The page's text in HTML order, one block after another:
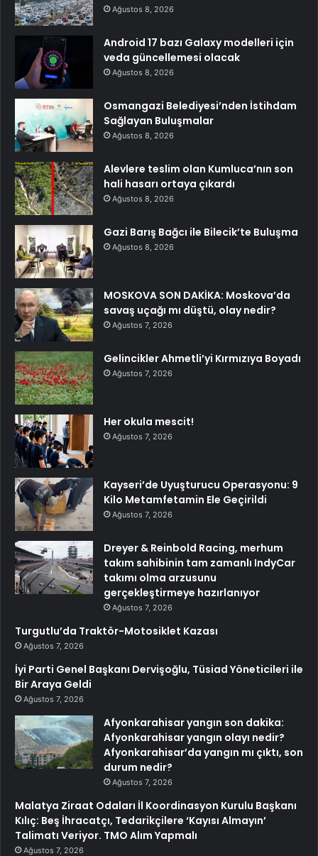
Ağustos 8, 2026
Android 17 bazı Galaxy modelleri için
veda güncellemesi olacak
Ağustos 8, 2026
Osmangazi Belediyesi’nden İstihdam
Sağlayan Buluşmalar
Ağustos 8, 2026
Alevlere teslim olan Kumluca’nın son
hali hasarı ortaya çıkardı
Ağustos 8, 2026
Gazi Barış Bağcı ile Bilecik’te Buluşma
Ağustos 8, 2026
MOSKOVA SON DAKİKA: Moskova’da
savaş uçağı mı düştü, olay nedir?
Ağustos 7, 2026
Gelincikler Ahmetli’yi Kırmızıya Boyadı
Ağustos 7, 2026
Her okula mescit!
Ağustos 7, 2026
Kayseri’de Uyuşturucu Operasyonu: 9
Kilo Metamfetamin Ele Geçirildi
Ağustos 7, 2026
Dreyer & Reinbold Racing, merhum
takım sahibinin tam zamanlı IndyCar
takımı olma arzusunu
gerçekleştirmeye hazırlanıyor
Ağustos 7, 2026
Turgutlu’da Traktör-Motosiklet Kazası
Ağustos 7, 2026
İyi Parti Genel Başkanı Dervişoğlu, Tüsiad Yöneticileri ile
Bir Araya Geldi
Ağustos 7, 2026
Afyonkarahisar yangın son dakika:
Afyonkarahisar yangın olayı nedir?
Afyonkarahisar’da yangın mı çıktı, son
durum nedir?
Ağustos 7, 2026
Malatya Ziraat Odaları İl Koordinasyon Kurulu Başkanı
Kılıç: Beş İhracatçı, Tedarikçilere ‘Kayısı Almayın’
Talimatı Veriyor. TMO Alım Yapmalı
Ağustos 7, 2026